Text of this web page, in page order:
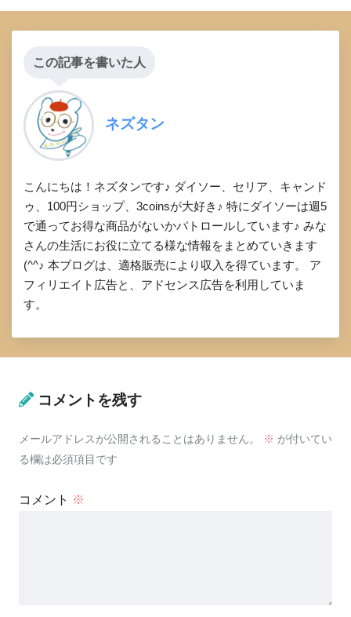
この記事を書いた人
ネズタン
こんにちは！ネズタンです♪ ダイソー、セリア、キャンド
ゥ、100円ショップ、3coinsが大好き♪ 特にダイソーは週5
で通ってお得な商品がないかパトロールしています♪ みな
さんの生活にお役に立てる様な情報をまとめていきます
(^^♪ 本ブログは、適格販売により収入を得ています。 ア
フィリエイト広告と、アドセンス広告を利用していま
す。
コメントを残す
メールアドレスが公開されることはありません。 ※ が付いてい
る欄は必須項目です
コメント ※